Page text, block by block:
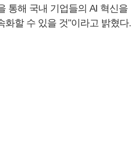
통해 국내 기업들의 AI 혁신을
화할 수 있을 것"이라고 밝혔다.
CONTACT